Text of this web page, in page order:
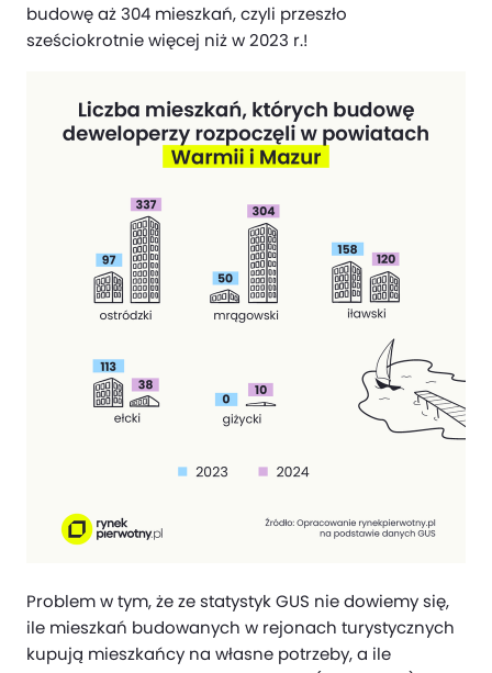
budowę aż 304 mieszkań, czyli przeszło
sześciokrotnie więcej niż w 2023 r.!
Problem w tym, że ze statystyk GUS nie dowiemy się,
ile mieszkań budowanych w rejonach turystycznych
kupują mieszkańcy na własne potrzeby, a ile